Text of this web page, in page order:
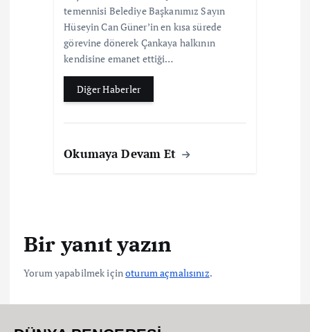
temennisi Belediye Başkanımız Sayın
Hüseyin Can Güner’in en kısa sürede
görevine dönerek Çankaya halkının
kendisine emanet ettiği…
Diğer Haberler
Okumaya Devam Et
Bir yanıt yazın
Yorum yapabilmek içinoturum açmalısınız.